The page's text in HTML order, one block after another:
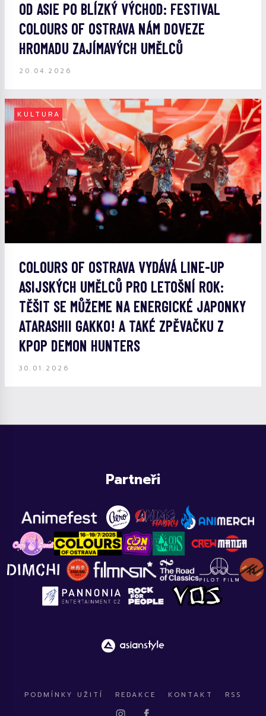
OD ASIE PO BLÍZKÝ VÝCHOD: FESTIVAL
COLOURS OF OSTRAVA NÁM DOVEZE
HROMADU ZAJÍMAVÝCH UMĚLCŮ
20.04.2026
KULTURA
COLOURS OF OSTRAVA VYDÁVÁ LINE-UP
ASIJSKÝCH UMĚLCŮ PRO LETOŠNÍ ROK:
TĚŠIT SE MŮŽEME NA ENERGICKÉ JAPONKY
ATARASHII GAKKO! A TAKÉ ZPĚVAČKU Z
KPOP DEMON HUNTERS
30.01.2026
Partneři
PODMÍNKY UŽITÍ REDAKCE KONTAKT RSS